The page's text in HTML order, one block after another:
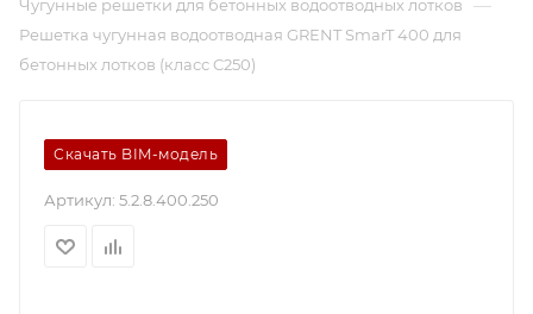
Чугунные решетки для бетонных водоотводных лотков —
Решетка чугунная водоотводная GRENT SmarT 400 для
бетонных лотков (класс C250)
Скачать BIM-модель
Артикул: 5.2.8.400.250